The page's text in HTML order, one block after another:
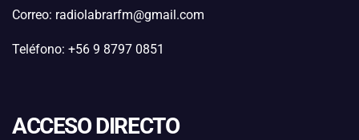
Correo: radiolabrarfm@gmail.com
Teléfono: +56 9 8797 0851
ACCESO DIRECTO